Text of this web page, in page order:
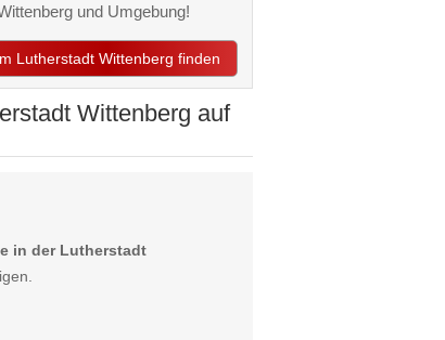
und Umgebung!
Lutherstadt Wittenberg finden
Wittenberg auf
in der Lutherstadt